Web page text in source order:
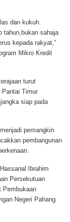
dan kukuh.
tahun,bukan sahaja
kepada rakyat,”
Mikro Kredit
turut
Timur
siap pada
pemangkin
pembangunan
Ibrahim
Persekutuan
Pembukaan
Negeri Pahang